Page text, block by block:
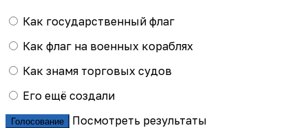
Как государственный флаг
Как флаг на военных кораблях
Как знамя торговых судов
Его ещё создали
Голосование
Посмотреть результаты